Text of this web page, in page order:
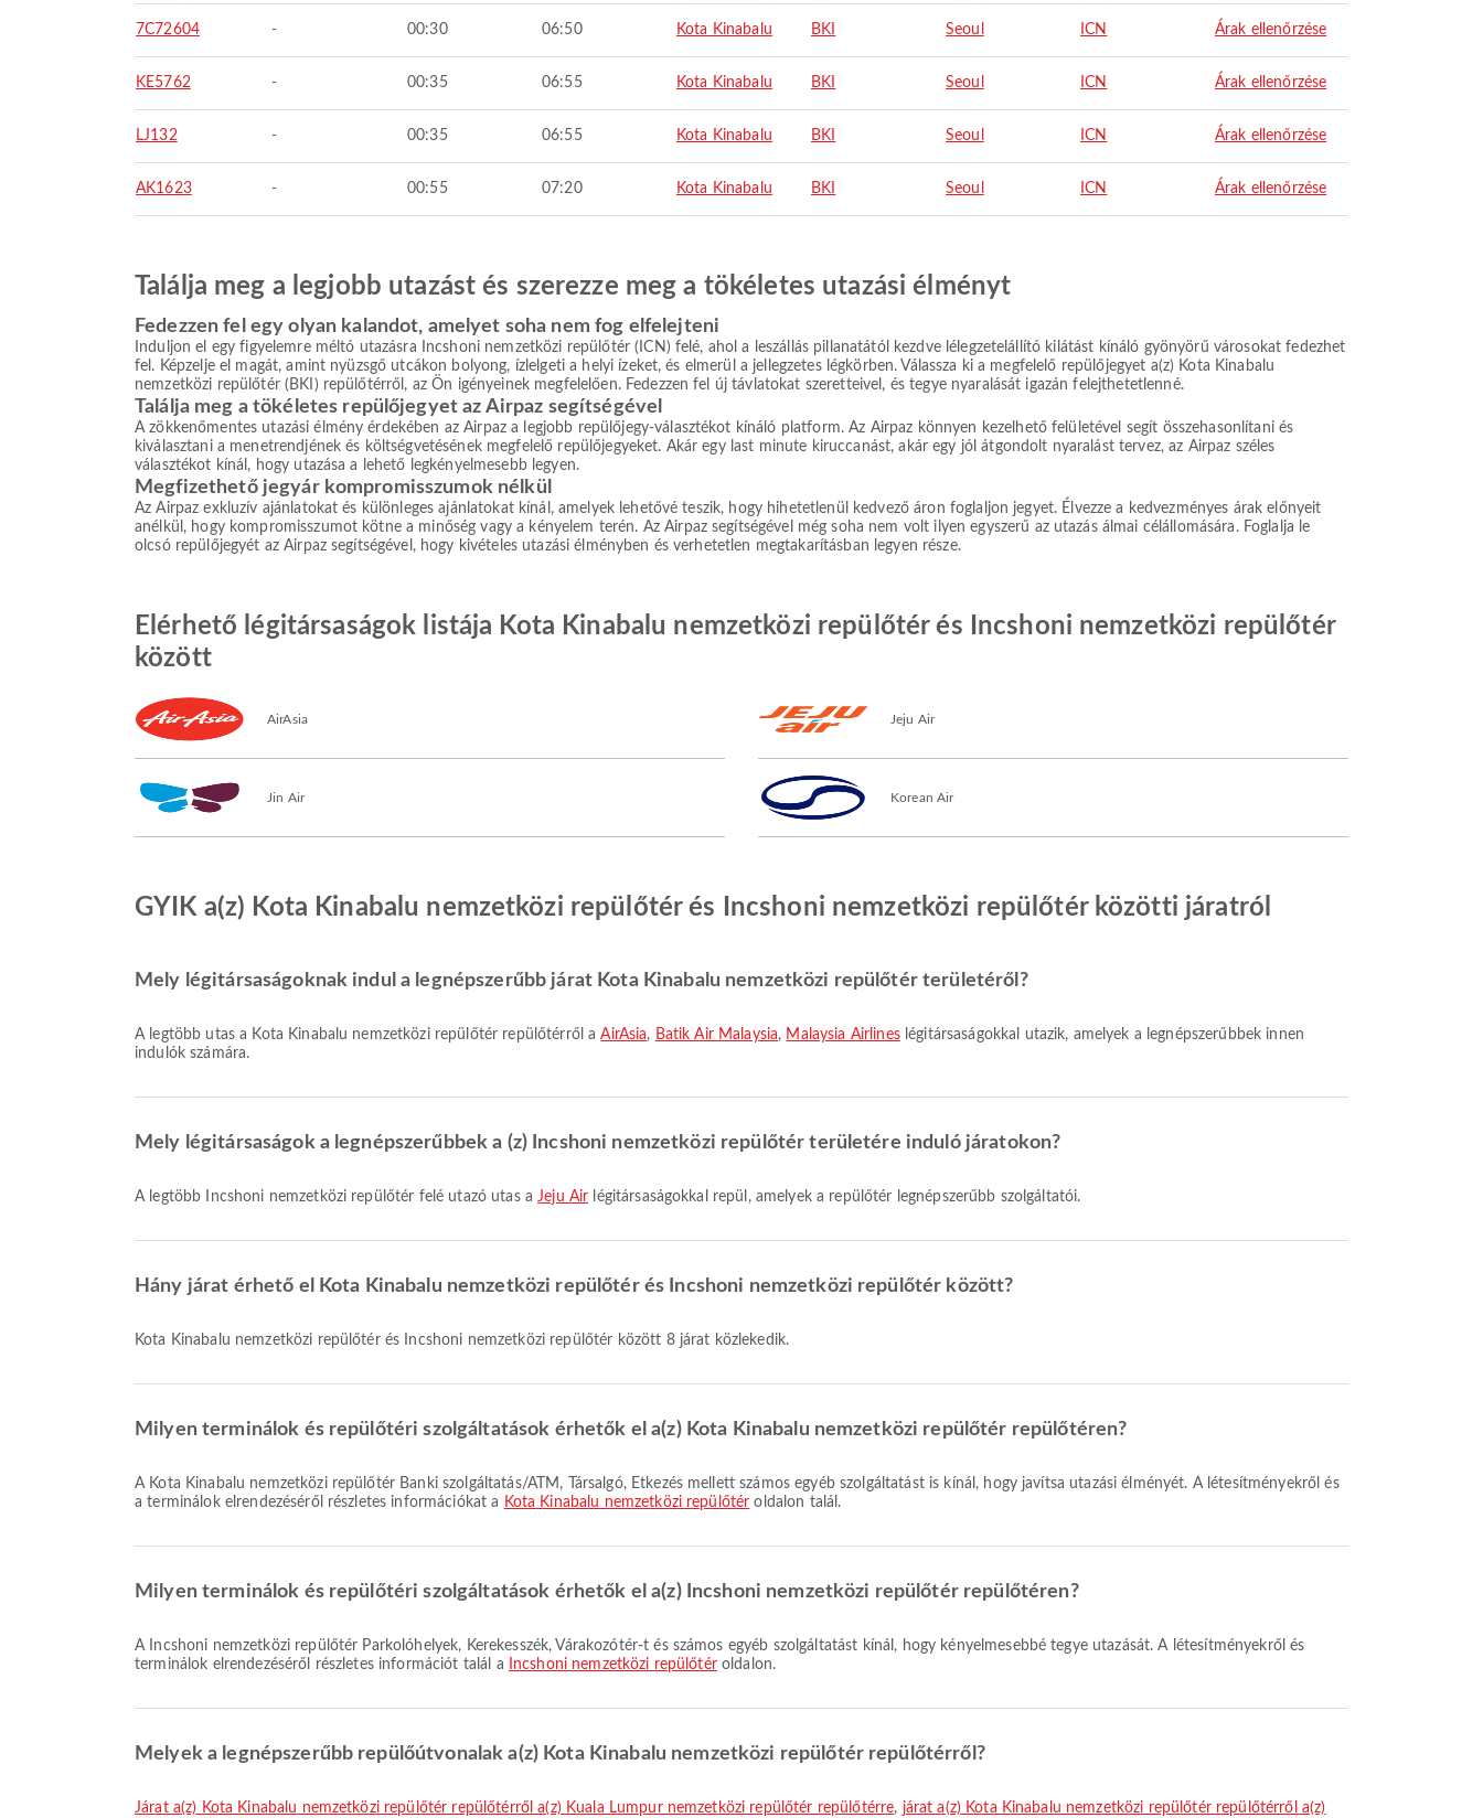
7C72604 - 00:30 06:50 Kota Kinabalu BKI Seoul ICN Árak ellenőrzése
KE5762 - 00:35 06:55 Kota Kinabalu BKI Seoul ICN Árak ellenőrzése
LJ132 - 00:35 06:55 Kota Kinabalu BKI Seoul ICN Árak ellenőrzése
AK1623 - 00:55 07:20 Kota Kinabalu BKI Seoul ICN Árak ellenőrzése
Találja meg a legjobb utazást és szerezze meg a tökéletes utazási élményt
Fedezzen fel egy olyan kalandot, amelyet soha nem fog elfelejteni
Induljon el egy figyelemre méltó utazásra Incshoni nemzetközi repülőtér (ICN) felé, ahol a leszállás pillanatától kezdve lélegzetelállító kilátást kínáló gyönyörű városokat fedezhet
fel. Képzelje el magát, amint nyüzsgő utcákon bolyong, ízlelgeti a helyi ízeket, és elmerül a jellegzetes légkörben. Válassza ki a megfelelő repülőjegyet a(z) Kota Kinabalu
nemzetközi repülőtér (BKI) repülőtérről, az Ön igényeinek megfelelően. Fedezzen fel új távlatokat szeretteivel, és tegye nyaralását igazán felejthetetlenné.
Találja meg a tökéletes repülőjegyet az Airpaz segítségével
A zökkenőmentes utazási élmény érdekében az Airpaz a legjobb repülőjegy-választékot kínáló platform. Az Airpaz könnyen kezelhető felületével segít összehasonlítani és
kiválasztani a menetrendjének és költségvetésének megfelelő repülőjegyeket. Akár egy last minute kiruccanást, akár egy jól átgondolt nyaralást tervez, az Airpaz széles
választékot kínál, hogy utazása a lehető legkényelmesebb legyen.
Megfizethető jegyár kompromisszumok nélkül
Az Airpaz exkluzív ajánlatokat és különleges ajánlatokat kínál, amelyek lehetővé teszik, hogy hihetetlenül kedvező áron foglaljon jegyet. Élvezze a kedvezményes árak előnyeit
anélkül, hogy kompromisszumot kötne a minőség vagy a kényelem terén. Az Airpaz segítségével még soha nem volt ilyen egyszerű az utazás álmai célállomására. Foglalja le
olcsó repülőjegyét az Airpaz segítségével, hogy kivételes utazási élményben és verhetetlen megtakarításban legyen része.
Elérhető légitársaságok listája Kota Kinabalu nemzetközi repülőtér és Incshoni nemzetközi repülőtér
között
AirAsia Jeju Air
Jin Air Korean Air
GYIK a(z) Kota Kinabalu nemzetközi repülőtér és Incshoni nemzetközi repülőtér közötti járatról
Mely légitársaságoknak indul a legnépszerűbb járat Kota Kinabalu nemzetközi repülőtér területéről?
A legtöbb utas a Kota Kinabalu nemzetközi repülőtér repülőtérről aAirAsia, Batik Air Malaysia, Malaysia Airlineslégitársaságokkal utazik, amelyek a legnépszerűbbek innen
indulók számára.
Mely légitársaságok a legnépszerűbbek a (z) Incshoni nemzetközi repülőtér területére induló járatokon?
A legtöbb Incshoni nemzetközi repülőtér felé utazó utas aJeju Air légitársaságokkal repül, amelyek a repülőtér legnépszerűbb szolgáltatói.
Hány járat érhető el Kota Kinabalu nemzetközi repülőtér és Incshoni nemzetközi repülőtér között?
Kota Kinabalu nemzetközi repülőtér és Incshoni nemzetközi repülőtér között 8 járat közlekedik.
Milyen terminálok és repülőtéri szolgáltatások érhetők el a(z) Kota Kinabalu nemzetközi repülőtér repülőtéren?
A Kota Kinabalu nemzetközi repülőtér Banki szolgáltatás/ATM, Társalgó, Étkezés mellett számos egyéb szolgáltatást is kínál, hogy javítsa utazási élményét. A létesítményekről és
a terminálok elrendezéséről részletes információkat a Kota Kinabalu nemzetközi repülőtér oldalon talál.
Milyen terminálok és repülőtéri szolgáltatások érhetők el a(z) Incshoni nemzetközi repülőtér repülőtéren?
A Incshoni nemzetközi repülőtér Parkolóhelyek, Kerekesszék, Várakozótér-t és számos egyéb szolgáltatást kínál, hogy kényelmesebbé tegye utazását. A létesítményekről és
terminálok elrendezéséről részletes információt talál a
Incshoni nemzetközi repülőtéroldalon.
Melyek a legnépszerűbb repülőútvonalak a(z) Kota Kinabalu nemzetközi repülőtér repülőtérről?
járat a(z) Kota Kinabalu nemzetközi repülőtér repülőtérről a(z) Kuala Lumpur nemzetközi repülőtér repülőtérre, járat a(z) Kota Kinabalu nemzetközi repülőtér repülőtérről a(z)